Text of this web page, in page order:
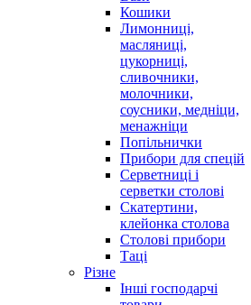
Кошики
Лимонниці,
масляниці,
цукорниці,
сливочники,
молочники,
соусники, медніци,
менажніци
Попільнички
Прибори для спецій
Серветниці і
серветки столові
Скатертини,
клейонка столова
Столові прибори
Таці
Різне
Інші господарчі